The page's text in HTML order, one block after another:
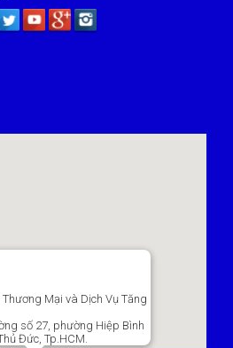
Thương Mại và Dịch Vụ Tăng
số 27, phường Hiệp Bình
Đức, Tp.HCM.